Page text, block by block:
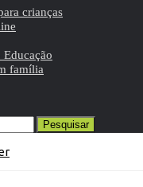
crianças
família